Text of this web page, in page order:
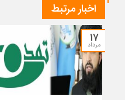
اخبار مرتبط
۱۷
مرداد